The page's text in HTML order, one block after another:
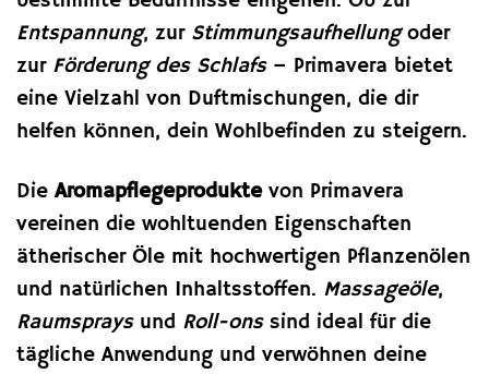
Entspannung, zur Stimmungsaufhellungoder
zur Förderung des Schlafs– Primavera bietet
eine Vielzahl von Duftmischungen, die dir
helfen können, dein Wohlbefinden zu steigern.
DieAromapflegeproduktevon Primavera
vereinen die wohltuenden Eigenschaften
ätherischer Öle mit hochwertigen Pflanzenölen
und natürlichen Inhaltsstoffen. Massageöle,
Raumspraysund Roll-onssind ideal für die
tägliche Anwendung und verwöhnen deine